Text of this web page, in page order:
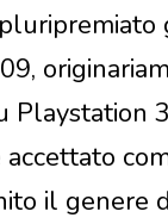
Playstation
il genere